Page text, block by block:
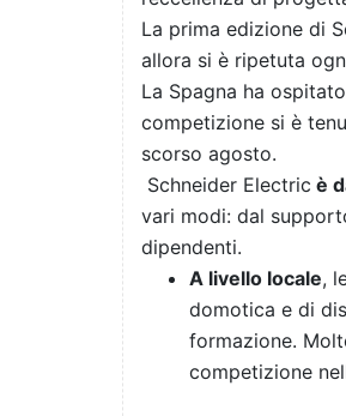
La prima edizione di
allora si è ripetuta
La Spagna ha
competizione si è
scorso agosto.
Schneider Electric è
vari modi: dal
dipendenti.
A livello locale,
domotica e di
formazione.
competizione